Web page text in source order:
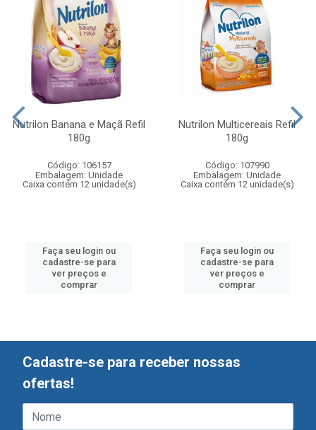
Nutrilon Banana e Maçã Refil
180g
Código: 106157
Embalagem: Unidade
Caixa contém 12 unidade(s)
Faça seu login ou
cadastre-se para
ver preços e
comprar
Nutrilon Multicereais Refil
180g
Código: 107990
Embalagem: Unidade
Caixa contém 12 unidade(s)
Faça seu login ou
cadastre-se para
ver preços e
comprar
Cadastre-se para receber nossas
ofertas!